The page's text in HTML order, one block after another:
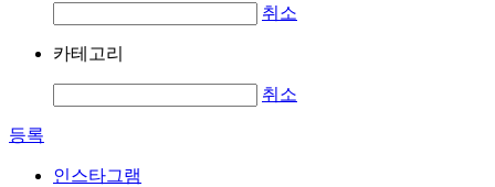
취소
카테고리
취소
등록
인스타그램